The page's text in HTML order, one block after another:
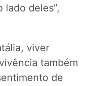
lado deles”,
viver
também
de